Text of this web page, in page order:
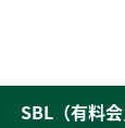
SBL（有料